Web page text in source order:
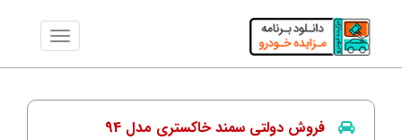
فروش دولتی سمند خاکستری مدل 94